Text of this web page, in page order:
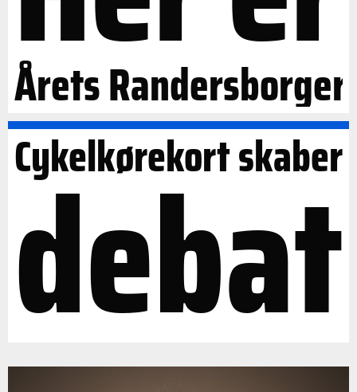
Årets Randersborger
Cykelkørekort skaber
debat